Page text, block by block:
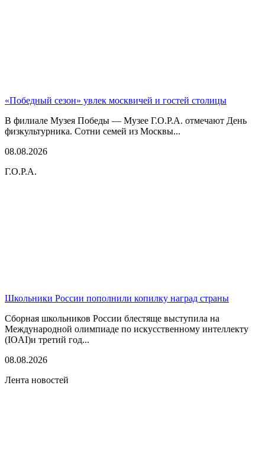
«Победный сезон» увлек москвичей и гостей столицы
В филиале Музея Победы — Музее Г.О.Р.А. отмечают День
физкультурника. Сотни семей из Москвы...
08.08.2026
Г.О.Р.А.
Школьники России пополнили копилку наград страны
Сборная школьников России блестяще выступила на
Международной олимпиаде по искусственному интеллекту
(IOAI)и третий год...
08.08.2026
Лента новостей